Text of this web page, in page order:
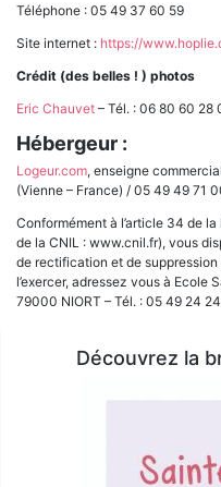
Téléphone : 05 49 37 60 59
Site internet : https://
Crédit (des belles ! ) photos
Eric Chauvet – Tél. : 06 80 60 28
Hébergeur :
Logeur.com, enseigne
(Vienne – France) / 05 49 49 71
Conformément à l’article 34 de
de la CNIL : www.cnil.fr), vous
de rectification et de
l’exercer, adressez vous à Ecole
79000 NIORT – Tél. : 05 49 24
Découvrez la